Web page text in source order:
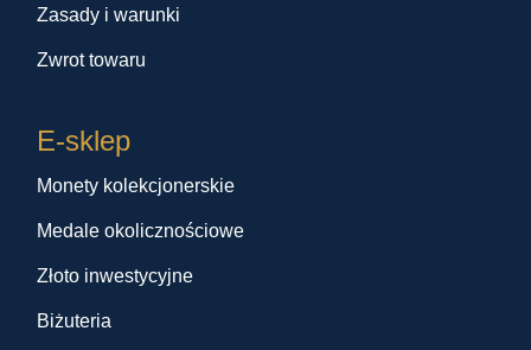
Zasady i warunki
Zwrot towaru
E-sklep
Monety kolekcjonerskie
Medale okolicznościowe
Złoto inwestycyjne
Biżuteria